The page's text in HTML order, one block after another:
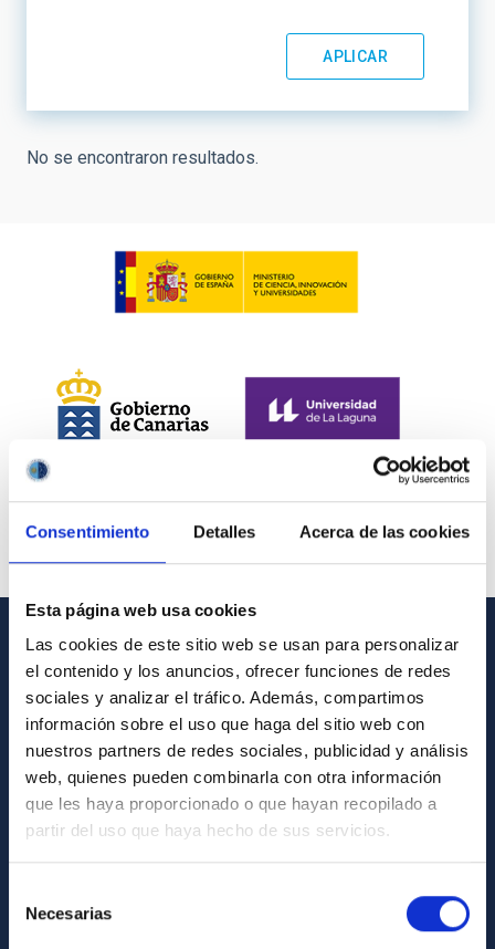
Consentimiento Detalles Acerca de las cookies
Esta página web usa cookies
Las cookies de este sitio web se usan para personalizar
el contenido y los anuncios, ofrecer funciones de redes
sociales y analizar el tráfico. Además, compartimos
información sobre el uso que haga del sitio web con
nuestros partners de redes sociales, publicidad y análisis
web, quienes pueden combinarla con otra información
que les haya proporcionado o que hayan recopilado a
partir del uso que haya hecho de sus servicios.
Necesarias
No se encontraron resultados.
INFORMACIÓN GENERAL
Contacto
Cómo llegar al IAC
Directorio de personal
Biblioteca
Registro general
INFORMACIÓN INSTITUCIONAL